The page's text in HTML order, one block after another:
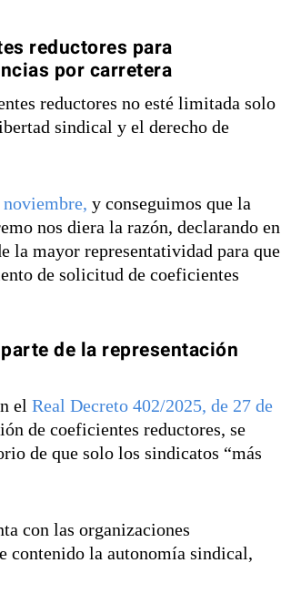
reductores para
por carretera
reductores no esté limitada solo
sindical y el derecho de
noviembre, y conseguimos que la
nos diera la razón, declarando en
la mayor representatividad para que
de solicitud de coeficientes
de la representación
elReal Decreto 402/2025, de 27 de
de coeficientes reductores, se
de que solo los sindicatos “más
con las organizaciones
contenido la autonomía sindical,